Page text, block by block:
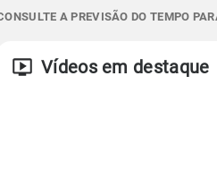
A PREVISÃO DO TEMPO
Vídeos em destaque